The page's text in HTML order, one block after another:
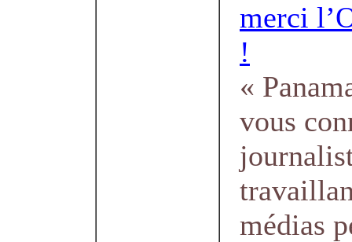
merci
!
«
vous
médias